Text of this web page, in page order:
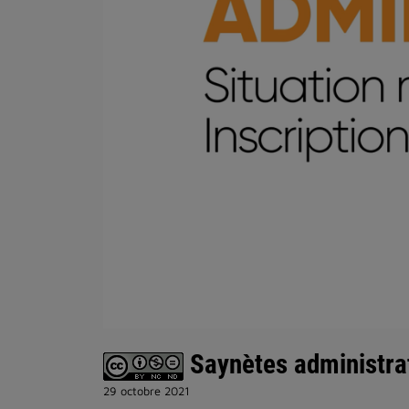
Saynètes
29 octobre 2021